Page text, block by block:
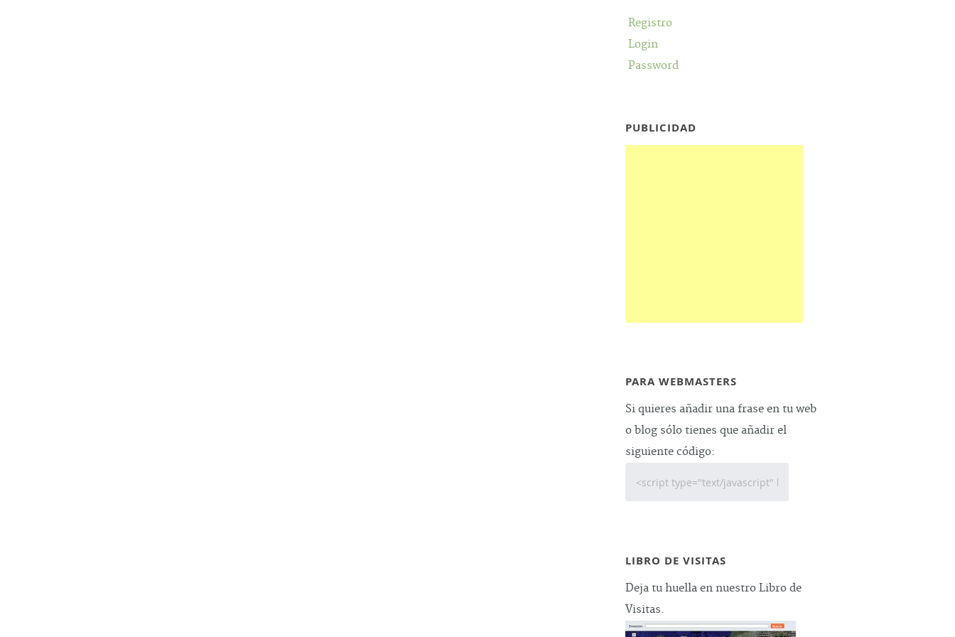
Registro
Login
Password
PUBLICIDAD
PARA WEBMASTERS
Si quieres añadir una frase en tu web
o blog sólo tienes que añadir el
siguiente código:
LIBRO DE VISITAS
Deja tu huella en nuestro Libro de
Visitas.